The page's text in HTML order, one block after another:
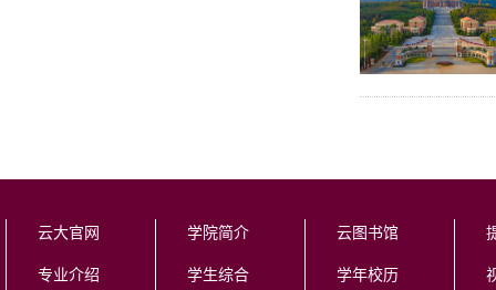
云大官网
专业介绍
学院简介
学生综合
云图书馆
学年校历